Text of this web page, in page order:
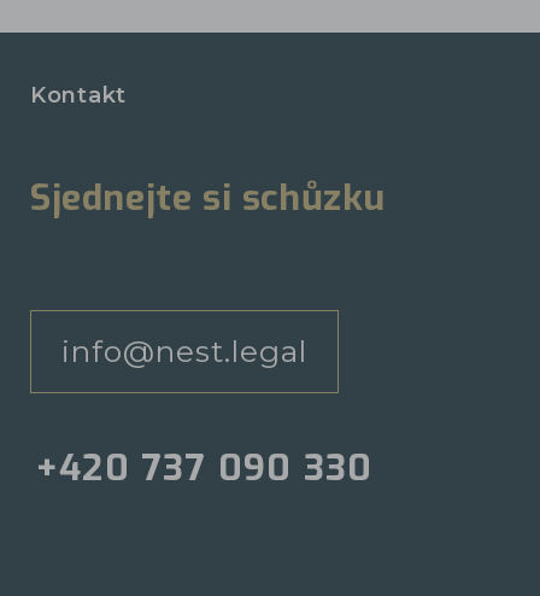
Kontakt
Sjednejte si schůzku
info@nest.legal
+420 737 090 330